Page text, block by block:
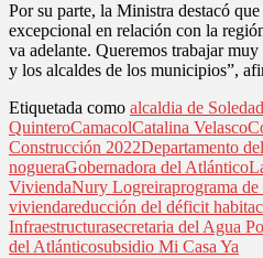
Por su parte, la Ministra destacó
excepcional en relación con la
va adelante. Queremos trabajar
y los alcaldes de los municipios”,
Etiquetada como alcaldia de Soledad
QuinteroCamacolCatalina Velasco
Construcción 2022Departamento
nogueraGobernadora del Atlántico
ViviendaNury Logreiraprograma
viviendareducción del déficit
Infraestructurasecretaria del Agua
del Atlánticosubsidio Mi Casa Ya